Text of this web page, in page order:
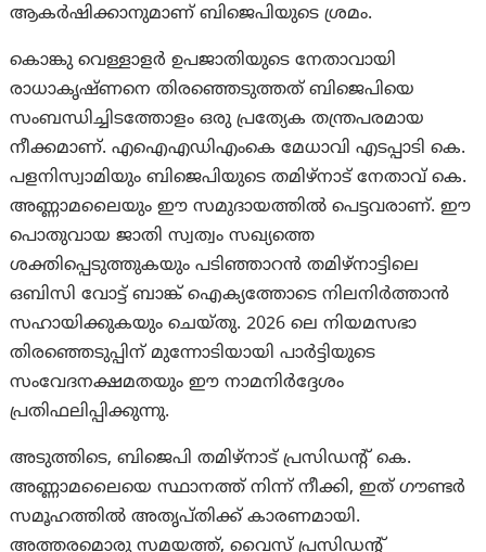
ആകർഷിക്കാനുമാണ് ബിജെപിയുടെ ശ്രമം.
കൊങ്കു വെള്ളാളർ ഉപജാതിയുടെ നേതാവായി
രാധാകൃഷ്ണനെ തിരഞ്ഞെടുത്തത് ബിജെപിയെ
സംബന്ധിച്ചിടത്തോളം ഒരു പ്രത്യേക തന്ത്രപരമായ
നീക്കമാണ്. എഐഎഡിഎംകെ മേധാവി എടപ്പാടി കെ.
പളനിസ്വാമിയും ബിജെപിയുടെ തമിഴ്‌നാട് നേതാവ് കെ.
അണ്ണാമലൈയും ഈ സമുദായത്തിൽ പെട്ടവരാണ്. ഈ
പൊതുവായ ജാതി സ്വത്വം സഖ്യത്തെ
ശക്തിപ്പെടുത്തുകയും പടിഞ്ഞാറൻ തമിഴ്‌നാട്ടിലെ
ഒബിസി വോട്ട് ബാങ്ക് ഐക്യത്തോടെ നിലനിർത്താൻ
സഹായിക്കുകയും ചെയ്തു. 2026 ലെ നിയമസഭാ
തിരഞ്ഞെടുപ്പിന് മുന്നോടിയായി പാർട്ടിയുടെ
സംവേദനക്ഷമതയും ഈ നാമനിർദ്ദേശം
പ്രതിഫലിപ്പിക്കുന്നു.
അടുത്തിടെ, ബിജെപി തമിഴ്‌നാട് പ്രസിഡന്റ് കെ.
അണ്ണാമലൈയെ സ്ഥാനത്ത് നിന്ന് നീക്കി, ഇത് ഗൗണ്ടർ
സമൂഹത്തിൽ അതൃപ്തിക്ക് കാരണമായി.
അത്തരമൊരു സമയത്ത്, വൈസ് പ്രസിഡന്റ്